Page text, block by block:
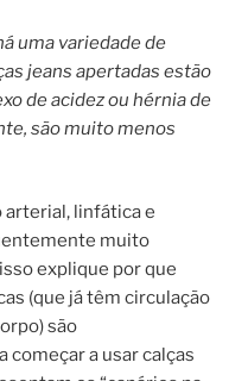
uma variedade de
jeans apertadas estão
de acidez ou hérnia de
são muito menos
arterial, linfática e
muito
explique por que
(que já têm circulação
são
a usar calças